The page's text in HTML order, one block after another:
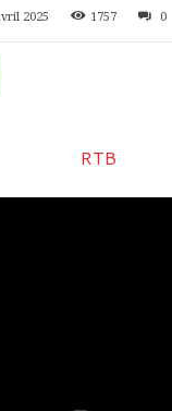
2025 1757 0